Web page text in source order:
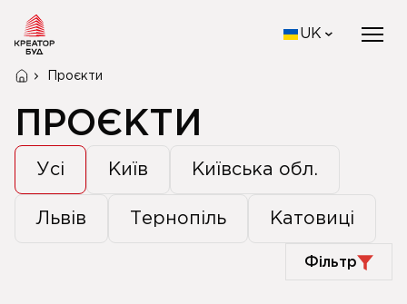
UK
Проєкти
ПРОЄКТИ
Фільтр
Усі Київ Київська обл.
Львів Тернопіль Катовиці